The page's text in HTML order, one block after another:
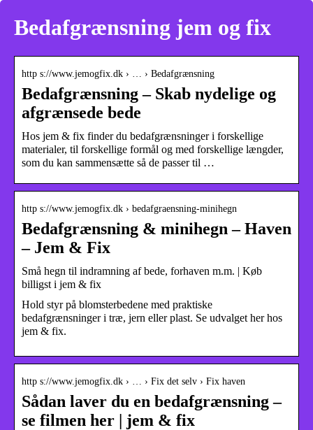
Bedafgrænsning jem og fix
http s://www.jemogfix.dk › … › Bedafgrænsning
Bedafgrænsning – Skab nydelige og
afgrænsede bede
Hos jem & fix finder du bedafgrænsninger i forskellige
materialer, til forskellige formål og med forskellige længder,
som du kan sammensætte så de passer til …
http s://www.jemogfix.dk › bedafgraensning-minihegn
Bedafgrænsning & minihegn – Haven
– Jem & Fix
Små hegn til indramning af bede, forhaven m.m. | Køb
billigst i jem & fix
Hold styr på blomsterbedene med praktiske
bedafgrænsninger i træ, jern eller plast. Se udvalget her hos
jem & fix.
http s://www.jemogfix.dk › … › Fix det selv › Fix haven
Sådan laver du en bedafgrænsning –
se filmen her | jem & fix